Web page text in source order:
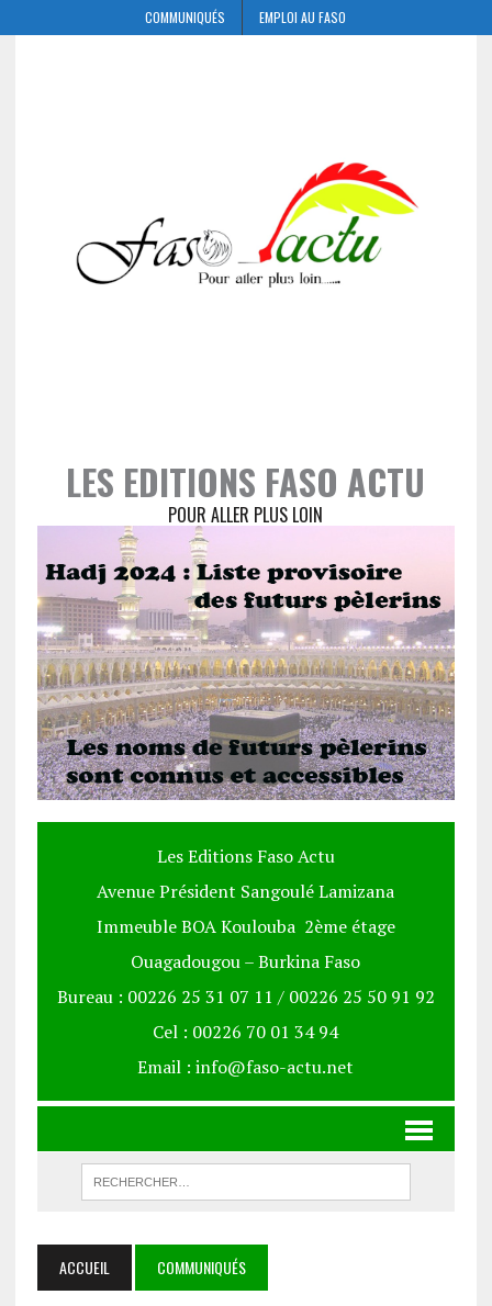
COMMUNIQUÉS EMPLOI AU FASO
LES EDITIONS FASO ACTU
POUR ALLER PLUS LOIN
Les Editions Faso Actu
Avenue Président Sangoulé Lamizana
Immeuble BOA Koulouba 2ème étage
Ouagadougou – Burkina Faso
Bureau : 00226 25 31 07 11 / 00226 25 50 91 92
Cel : 00226 70 01 34 94
Email : info@faso-actu.net
ACCUEIL COMMUNIQUÉS